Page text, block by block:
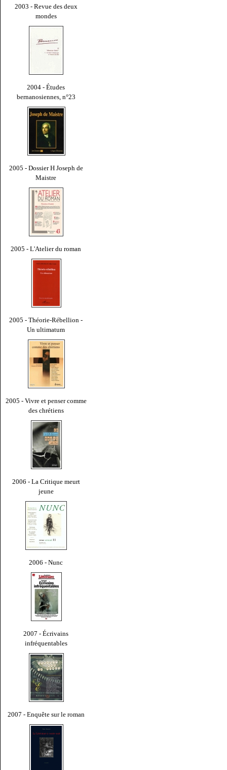
2003 - Revue des deux
mondes
2004 - Études
bernanosiennes, n°23
2005 - Dossier H Joseph de
Maistre
2005 - L'Atelier du roman
2005 - Théorie-Rébellion -
Un ultimatum
2005 - Vivre et penser comme
des chrétiens
2006 - La Critique meurt
jeune
2006 - Nunc
2007 - Écrivains
infréquentables
2007 - Enquête sur le roman